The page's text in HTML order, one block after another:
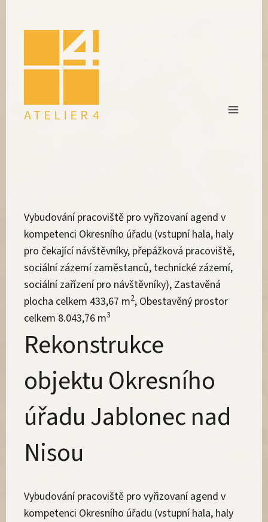
Vybudování pracoviště pro vyřizovaní agend v
kompetenci Okresního úřadu (vstupní hala, haly
pro čekající návštěvníky, přepážková pracoviště,
sociální zázemí zaměstanců, technické zázemí,
sociální zařízení pro návštěvníky), Zastavěná
plocha celkem 433,67 m2, Obestavěný prostor
celkem 8.043,76 m3
Rekonstrukce
objektu Okresního
úřadu Jablonec nad
Nisou
Vybudování pracoviště pro vyřizovaní agend v
kompetenci Okresního úřadu (vstupní hala, haly